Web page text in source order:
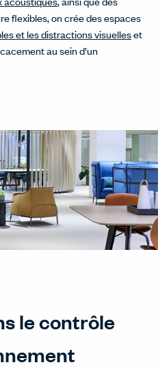
flexibles, on crée des espaces
et les distractions visuelleset
au sein d’un
le contrôle